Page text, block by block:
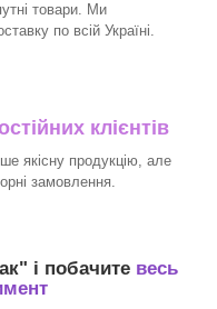
товари. Ми
по всій Україні.
клієнтів
якісну продукцію, але
замовлення.
" і побачите весь